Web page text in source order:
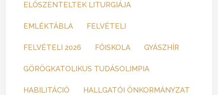
ELŐSZENTELTEK LITURGIÁJA
EMLÉKTÁBLA FELVÉTELI
FELVÉTELI 2026 FŐISKOLA GYÁSZHÍR
GÖRÖGKATOLIKUS TUDÁSOLIMPIA
HABILITÁCIÓ HALLGATÓI ÖNKORMÁNYZAT